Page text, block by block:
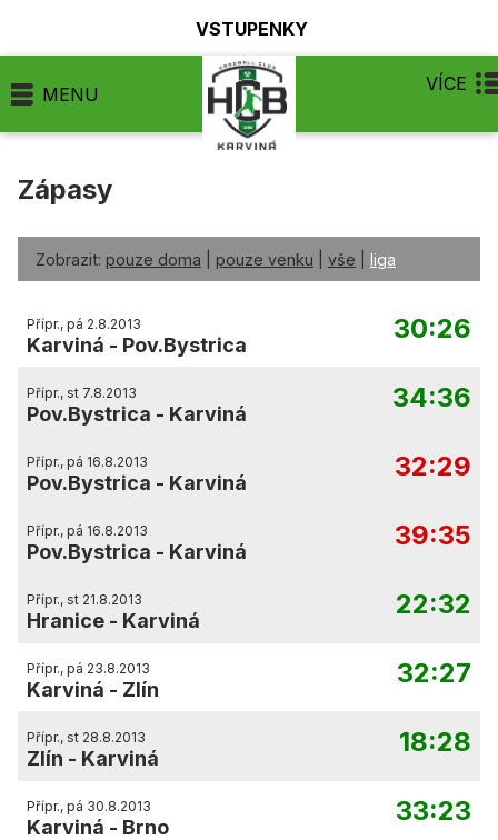
VSTUPENKY
MENU VÍCE
Zápasy
Zobrazit: pouze doma pouze venku vše liga
Přípr., pá 2.8.2013
Karviná - Pov.Bystrica
30:26
Přípr., st 7.8.2013
Pov.Bystrica - Karviná
34:36
Přípr., pá 16.8.2013
Pov.Bystrica - Karviná
32:29
Přípr., pá 16.8.2013
Pov.Bystrica - Karviná
39:35
Přípr., st 21.8.2013
Hranice - Karviná
22:32
Přípr., pá 23.8.2013
Karviná - Zlín
32:27
Přípr., st 28.8.2013
Zlín - Karviná
18:28
Přípr., pá 30.8.2013
Karviná - Brno
33:23